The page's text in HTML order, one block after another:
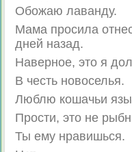
Обожаю лаванду.
Мама просила
дней назад.
Наверное, это я
В честь новоселья.
Люблю кошачьи
Прости, это не
Ты ему нравишься.